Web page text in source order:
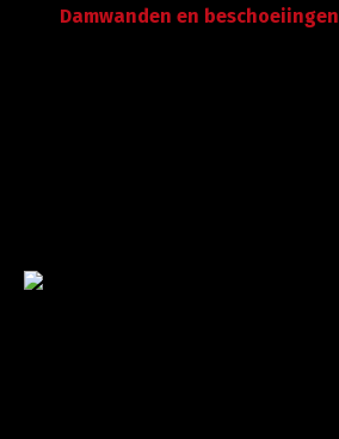
Damwanden en beschoeiingen